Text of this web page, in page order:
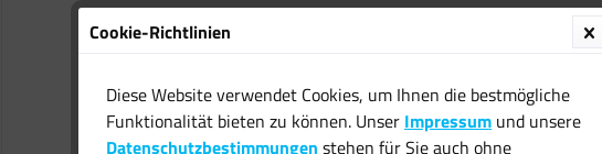
3800
Cookie-Richtlinien
Diese Website verwendet Cookies, um Ihnen die bestmögliche
Funktionalität bieten zu können. Unser Impressum und unsere
Datenschutzbestimmungen stehen für Sie auch ohne